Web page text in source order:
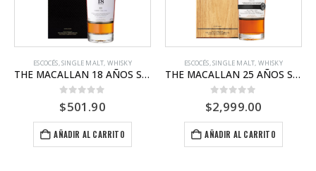
ESCOCÉS,SINGLE MALT, WHISKY
THE MACALLAN 18 AÑOS SHERRY OAK
0 out of 5
$501.90
AÑADIR AL CARRITO
ESCOCÉS,SINGLE MALT, WHISKY
THE MACALLAN 25 AÑOS SHERRY OAK
0out of 5
$2,999.00
AÑADIR AL CARRITO